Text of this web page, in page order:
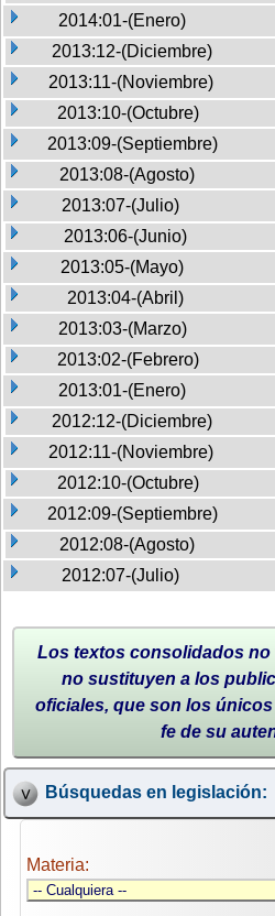
2014:01-(Enero)
2013:12-(Diciembre)
2013:11-(Noviembre)
2013:10-(Octubre)
2013:09-(Septiembre)
2013:08-(Agosto)
2013:07-(Julio)
2013:06-(Junio)
2013:05-(Mayo)
2013:04-(Abril)
2013:03-(Marzo)
2013:02-(Febrero)
2013:01-(Enero)
2012:12-(Diciembre)
2012:11-(Noviembre)
2012:10-(Octubre)
2012:09-(Septiembre)
2012:08-(Agosto)
2012:07-(Julio)
Los textos consolidados no
no sustituyen a los
oficiales, que son los
fe de su
Búsquedas en legislación:
Materia: